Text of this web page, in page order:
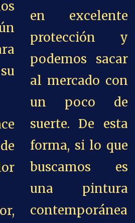
en excelente
protección y
podemos sacar
al mercado con
un poco de
suerte. De esta
forma, si lo que
buscamos es
una pintura
contemporánea